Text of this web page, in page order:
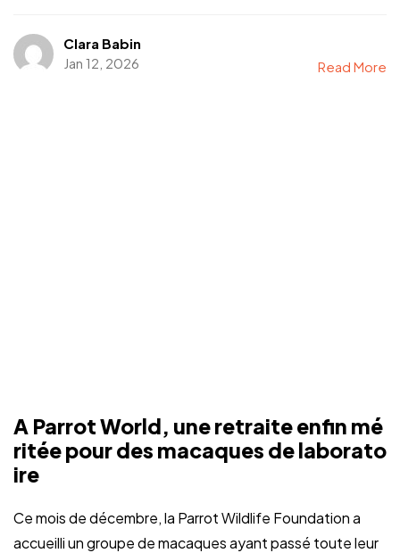
Clara Babin
Jan 12, 2026
Read More
A Parrot World, une retraite enfin mé
ritée pour des macaques de laborato
ire
Ce mois de décembre, la Parrot Wildlife Foundation a
accueilli un groupe de macaques ayant passé toute leur